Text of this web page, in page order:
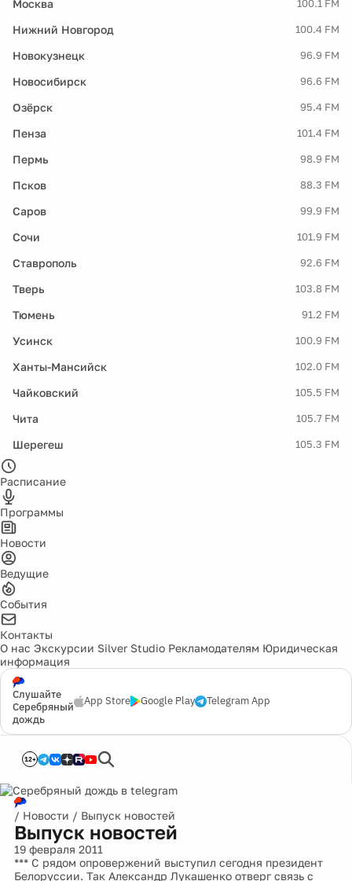
Москва 100.1 FM
Нижний Новгород 100.4 FM
Новокузнецк 96.9 FM
Новосибирск 96.6 FM
Озёрск 95.4 FM
Пенза 101.4 FM
Пермь 98.9 FM
Псков 88.3 FM
Саров 99.9 FM
Сочи 101.9 FM
Ставрополь 92.6 FM
Тверь 103.8 FM
Тюмень 91.2 FM
Усинск 100.9 FM
Ханты-Мансийск 102.0 FM
Чайковский 105.5 FM
Чита 105.7 FM
Шерегеш 105.3 FM
Расписание
Программы
Новости
Ведущие
События
Контакты
О нас Экскурсии Silver Studio Рекламодателям Юридическая
информация
Слушайте
Серебряный
дождь
App Store Google Play Telegram App
12+
/ Новости / Выпуск новостей
Выпуск новостей
19 февраля 2011
*** С рядом опровержений выступил сегодня президент
Белоруссии. Так Александр Лукашенко отверг связь с